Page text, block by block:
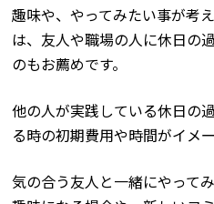
趣味や、やってみたい事が考
は、友人や職場の人に休日の
のもお薦めです。
他の人が実践している休日の
る時の初期費用や時間がイメ
気の合う友人と一緒にやって